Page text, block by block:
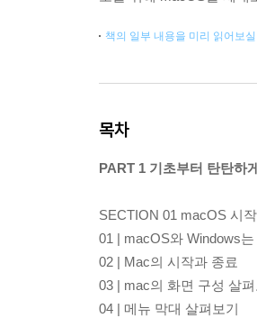
책의 일부 내용을 미리 읽어보
목차
PART 1 기초부터 탄탄하게
SECTION 01 macOS 시
01 | macOS와 Windows
02 | Mac의 시작과 종료
03 | mac의 화면 구성 살펴
04 | 메뉴 막대 살펴보기